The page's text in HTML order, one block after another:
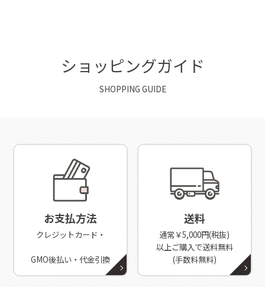
ショッピングガイド
SHOPPING GUIDE
お支払方法
クレジットカード・
GMO後払い・代金引換
送料
通常￥5,000円(税抜)
以上ご購入で送料無料
(手数料無料)